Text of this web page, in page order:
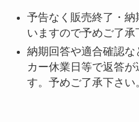
予告なく販売終了・
いますので予めご了承
納期回答や適合確認
カー休業日等で返答
す。予めご了承下さい